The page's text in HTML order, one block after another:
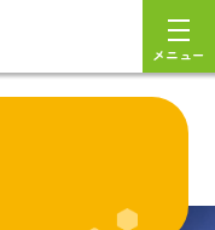
メニュー